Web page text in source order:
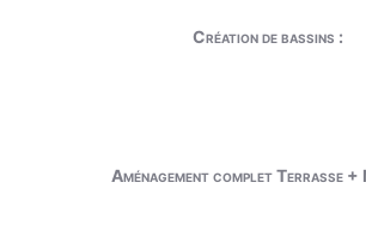
Création de bassins :
Aménagement complet Terrasse +